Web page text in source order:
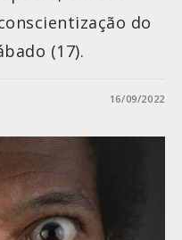
do
(17).
16/09/2022